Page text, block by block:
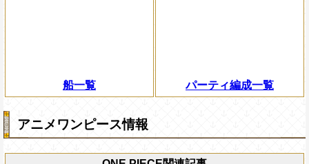
船一覧 パーティ編成一覧
アニメワンピース情報